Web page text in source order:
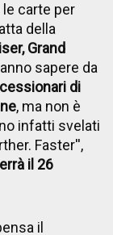
carte per
della
Grand
sapere da
di
, ma non è
infatti svelati
Faster'',
il 26
il